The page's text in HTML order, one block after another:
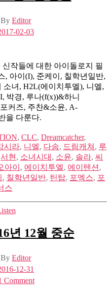
By Editor
02-03
작들에 대한 아이돌로지 필
, 아이(I), 준케이, 칠학년일반,
소녀, H2L(에이치투엘), 니엘,
박경, 루나(f(x))&하니
커즈, 주찬&소윤, A-
을 다룬다.
, CLC, Dreamcatcher,
시라, 니엘, 다솜, 드림캐쳐 , 루
서현 , 소녀시대 , 소윤, 솔라, 씨
아이 , 에이치투엘, 에이텐션 ,
, 칠학년일반, 틴탑, 포엑스, 포
스
Categories
년 12월 중순
By Editor
12-31
Commenton
1st